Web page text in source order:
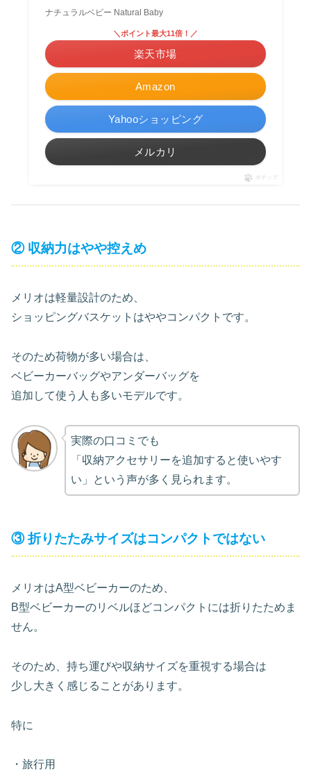
ナチュラルベビー Natural Baby
Amazon
＼ポイント最大11倍！／
楽天市場
Yahooショッピング
メルカリ
ポチップ
② 収納力はやや控えめ
メリオは軽量設計のため、
ショッピングバスケットはややコンパクトです。
そのため荷物が多い場合は、
ベビーカーバッグやアンダーバッグを
追加して使う人も多いモデルです。
実際の口コミでも
「収納アクセサリーを追加すると使いやす
い」という声が多く見られます。
③ 折りたたみサイズはコンパクトではない
メリオはA型ベビーカーのため、
B型ベビーカーのリベルほどコンパクトには折りたためま
せん。
そのため、持ち運びや収納サイズを重視する場合は
少し大きく感じることがあります。
特に
・旅行用